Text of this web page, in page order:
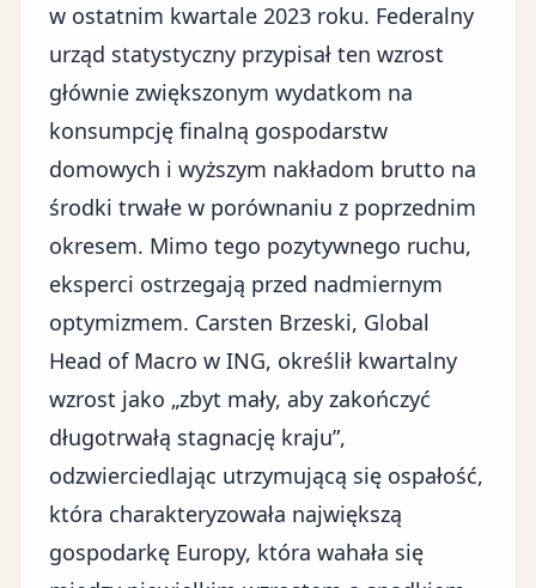
w ostatnim kwartale 2023 roku. Federalny
urząd statystyczny przypisał ten wzrost
głównie zwiększonym wydatkom na
konsumpcję finalną gospodarstw
domowych i wyższym nakładom brutto na
środki trwałe w porównaniu z poprzednim
okresem. Mimo tego pozytywnego ruchu,
eksperci ostrzegają przed nadmiernym
optymizmem. Carsten Brzeski, Global
Head of Macro w ING, określił kwartalny
wzrost jako „zbyt mały, aby zakończyć
długotrwałą stagnację kraju”,
odzwierciedlając utrzymującą się ospałość,
która charakteryzowała największą
gospodarkę Europy, która wahała się